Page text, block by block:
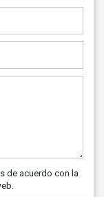
de acuerdo con la